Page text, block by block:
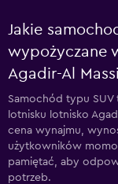
Jakie
wypożyczane
Agadir-Al
Samochód typu SUV
lotnisku lotnisko
cena wynajmu,
użytkowników
pamiętać, aby
potrzeb.